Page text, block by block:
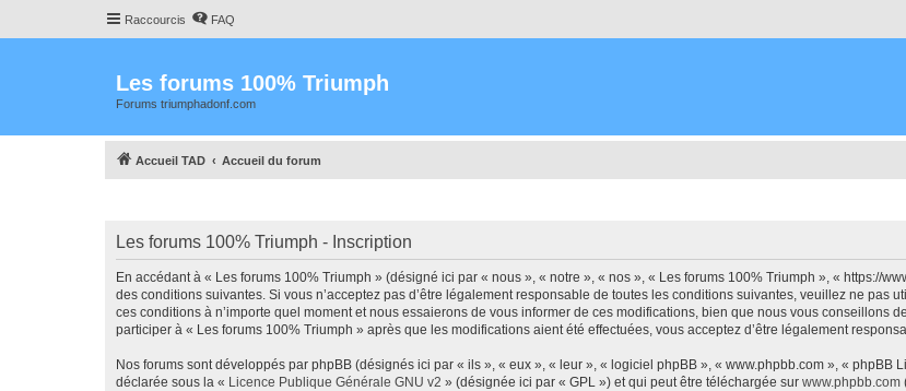
Raccourcis FAQ
Les forums 100% Triumph
Forums triumphadonf.com
Accueil TAD Accueil du forum
Les forums 100% Triumph - Inscription
En accédant à « Les forums 100% Triumph » (désigné ici par « nous », « notre », « nos », « Les forums 100% Triumph », « https://
des conditions suivantes. Si vous n’acceptez pas d’être légalement responsable de toutes les conditions suivantes, veuillez ne pas
ces conditions à n’importe quel moment et nous essaierons de vous informer de ces modifications, bien que nous vous conseillons
participer à « Les forums 100% Triumph » après que les modifications aient été effectuées, vous acceptez d’être légalement
Nos forums sont développés par phpBB (désignés ici par « ils », « eux », « leur », « logiciel phpBB », « www.phpbb.com », «
déclarée sous la « Licence Publique Générale GNU v2 » (désignée ici par « GPL ») et qui peut être téléchargée sur www.phpbb.com